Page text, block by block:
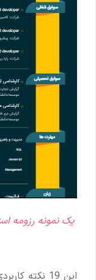
یک نمونه رزومه
این 19